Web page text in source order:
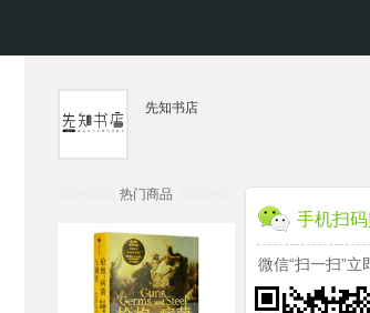
先知书店
热门商品
手机扫
微信“扫一扫”立